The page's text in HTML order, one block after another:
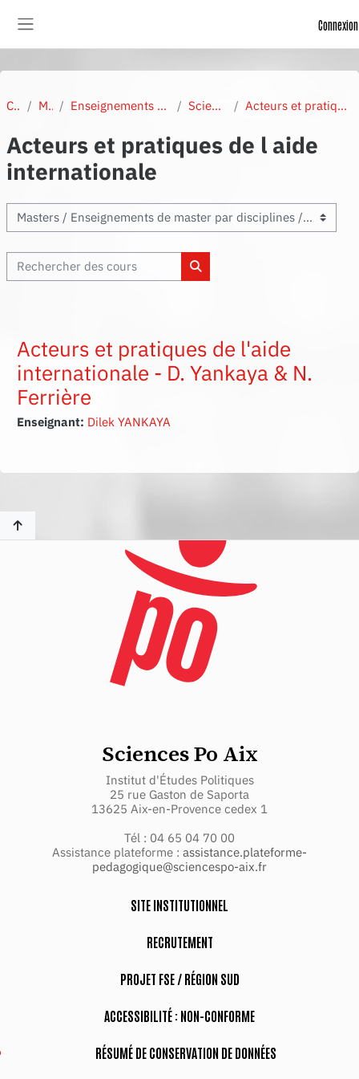
Connexion
Cours Masters Enseignements de master par disciplines Science politique Acteurs et pratiques de l aide internationale
Acteurs et pratiques de l aide
internationale
Enseignements
Rechercher des cours
Rechercher des cours
Acteurs et pratiques de l'aide
internationale - D. Yankaya & N.
Ferrière
Enseignant: Dilek YANKAYA
Sciences Po Aix
Institut d'Études Politiques
25 rue Gaston de Saporta
13625 Aix-en-Provence cedex 1
Tél : 04 65 04 70 00
Assistance plateforme : assistance.plateforme-
pedagogique@sciencespo-aix.fr
SITE INSTITUTIONNEL
RECRUTEMENT
PROJET FSE / RÉGION SUD
ACCESSIBILITÉ : NON-CONFORME
RÉSUMÉ DE CONSERVATION DE DONNÉES